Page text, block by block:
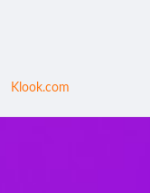
Klook.com